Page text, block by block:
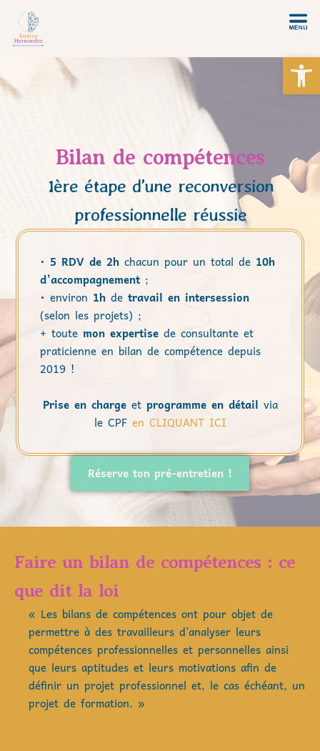
Bilan de compétences
1ère étape d’une reconversion
professionnelle réussie
• 5 RDV de 2h chacun pour un total de 10h
d’accompagnement ;
• environ 1h detravail en intersession
(selon les projets) ;
+ toute mon expertise de consultante et
praticienne en bilan de compétence depuis
2019 !
Prise en chargeet programme en détail via
le CPF en CLIQUANT ICI
Réserve ton pré-entretien !
Faire un bilan de compétences : ce
que dit la loi
« Les bilans de compétences ont pour objet de
permettre à des travailleurs d’analyser leurs
compétences professionnelles et personnelles ainsi
que leurs aptitudes et leurs motivations afin de
définir un projet professionnel et, le cas échéant, un
projet de formation. »